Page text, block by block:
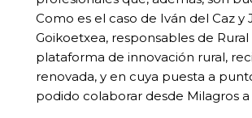
Como es el caso de Iván del Caz y
Goikoetxea, responsables de Rural
plataforma de innovación rural,
renovada, y en cuya puesta a
podido colaborar desde Milagros a